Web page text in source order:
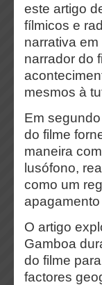
este artigo
fílmicos e
narrativa
narrador do
mesmos à
Em
do filme
maneira
lusófono,
como um
O artigo
Gamboa
do filme
factores